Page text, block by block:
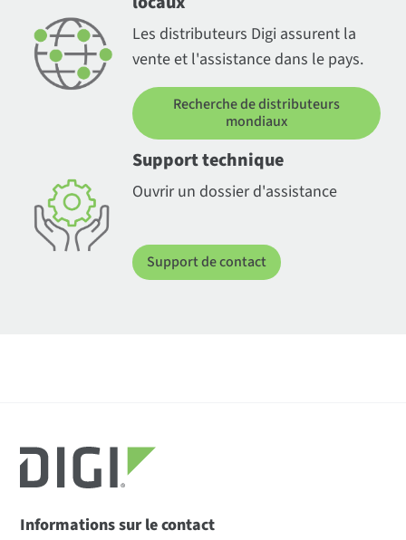
Les distributeurs Digi assurent la
vente et l'assistance dans le pays.
Recherche de distributeurs
mondiaux
Support technique
Ouvrir un dossier d'assistance
Support de contact
Informations sur le contact